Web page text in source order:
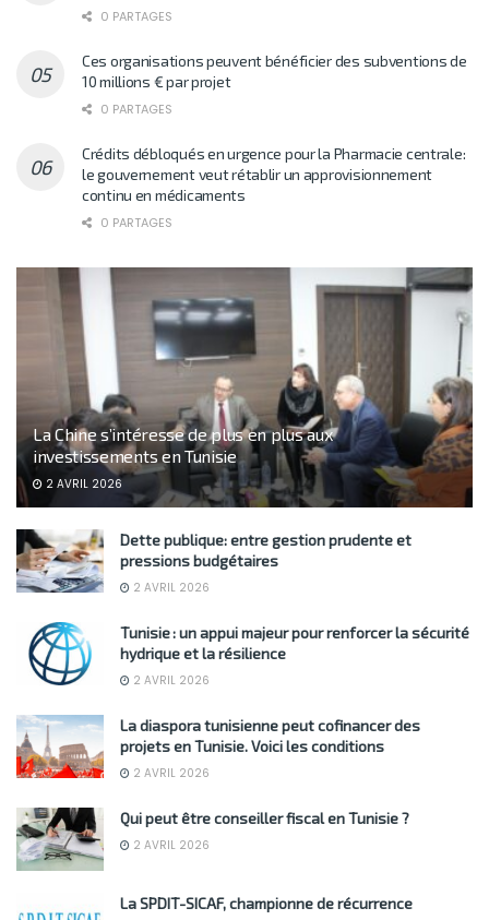
0 PARTAGES
Ces organisations peuvent bénéficier des subventions de
10 millions € par projet
0 PARTAGES
Crédits débloqués en urgence pour la Pharmacie centrale:
le gouvernement veut rétablir un approvisionnement
continu en médicaments
0 PARTAGES
La Chine s’intéresse de plus en plus aux
investissements en Tunisie
2 AVRIL 2026
Dette publique: entre gestion prudente et
pressions budgétaires
2 AVRIL 2026
Tunisie : un appui majeur pour renforcer la sécurité
hydrique et la résilience
2 AVRIL 2026
La diaspora tunisienne peut cofinancer des
projets en Tunisie. Voici les conditions
2 AVRIL 2026
Qui peut être conseiller fiscal en Tunisie ?
2 AVRIL 2026
La SPDIT-SICAF, championne de récurrence